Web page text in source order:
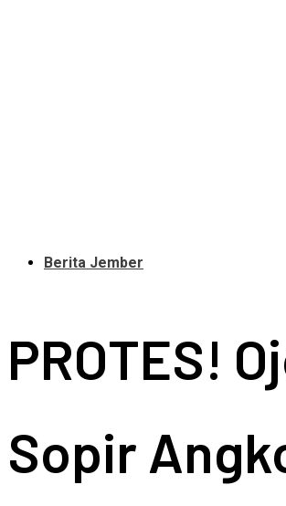
Berita Jember
PROTES!
Sopir